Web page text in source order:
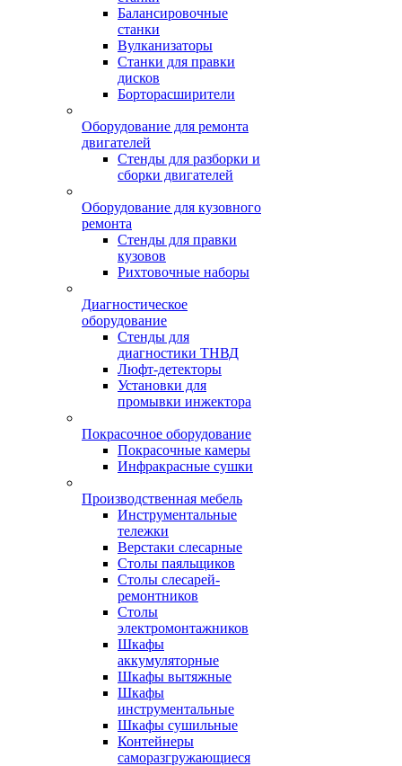
Балансировочные
станки
Вулканизаторы
Станки для правки
дисков
Борторасширители
Оборудование для ремонта
двигателей
Стенды для разборки и
сборки двигателей
Оборудование для кузовного
ремонта
Стенды для правки
кузовов
Рихтовочные наборы
Диагностическое
оборудование
Стенды для
диагностики ТНВД
Люфт-детекторы
Установки для
промывки инжектора
Покрасочное оборудование
Покрасочные камеры
Инфракрасные сушки
Производственная мебель
Инструментальные
тележки
Верстаки слесарные
Столы паяльщиков
Столы слесарей-
ремонтников
Столы
электромонтажников
Шкафы
аккумуляторные
Шкафы вытяжные
Шкафы
инструментальные
Шкафы сушильные
Контейнеры
саморазгружающиеся